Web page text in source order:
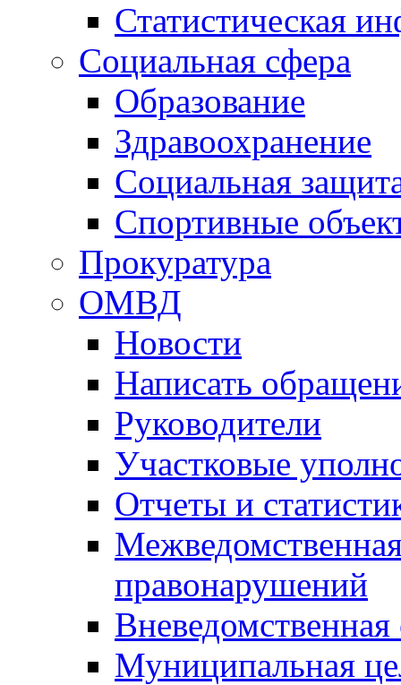
Статистическая
Социальная сфера
Образование
Здравоохранение
Социальная
Спортивные
Прокуратура
ОМВД
Новости
Написать
Руководители
Участковые
Отчеты и
правонарушений
Вневедомственная
Муниципальная